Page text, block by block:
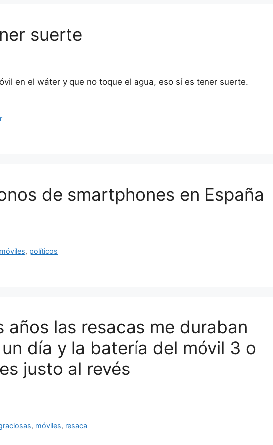
suerte
en el wáter y que no toque el agua, eso sí es tener suerte.
de smartphones en España
móviles, políticos
años las resacas me duraban
día y la batería del móvil 3 o
justo al revés
, móviles, resaca